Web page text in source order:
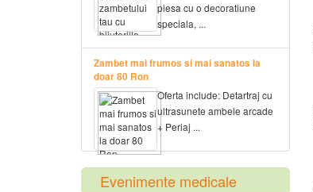
piesa cu o decoratiune
speciala, ...
Zambet mai frumos si mai sanatos la
doar 80 Ron
Oferta include: Detartraj cu
ultrasunete ambele arcade
+ Periaj ...
Evenimente medicale